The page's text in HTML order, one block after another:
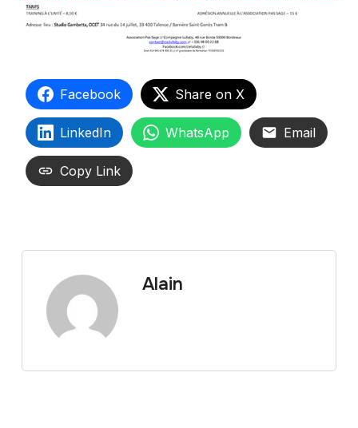
Facebook Share on X
LinkedIn WhatsApp Email
Copy Link
Alain